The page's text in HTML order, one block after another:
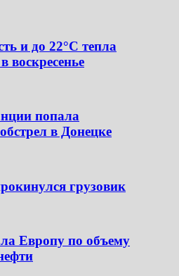
и до 22°C тепла
воскресенье
попала
в Донецке
грузовик
Европу по объему